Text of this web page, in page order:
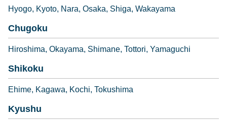
Hyogo Kyoto Nara Osaka Shiga Wakayama
Chugoku
Hiroshima Okayama Shimane Tottori Yamaguchi
Shikoku
Ehime Kagawa Kochi Tokushima
Kyushu